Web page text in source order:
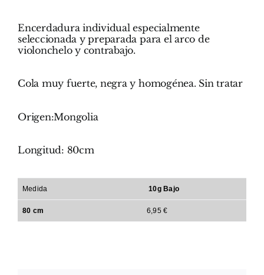
Encerdadura individual especialmente
seleccionada y preparada para el arco de
violonchelo y contrabajo.
Cola muy fuerte, negra y homogénea. Sin tratar
Origen:Mongolia
Longitud: 80cm
Medida 10g Bajo
80 cm 6,95 €